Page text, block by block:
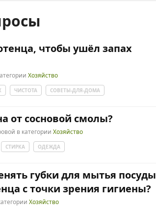
чтобы ушёл запах
Хозяйство
ЧИСТОТА СОВЕТЫ-ДЛЯ-ДОМА
от сосновой смолы?
в категории Хозяйство
СТИРКА ОДЕЖДА
губки для мытья посуды
с точки зрения гигиены?
Хозяйство